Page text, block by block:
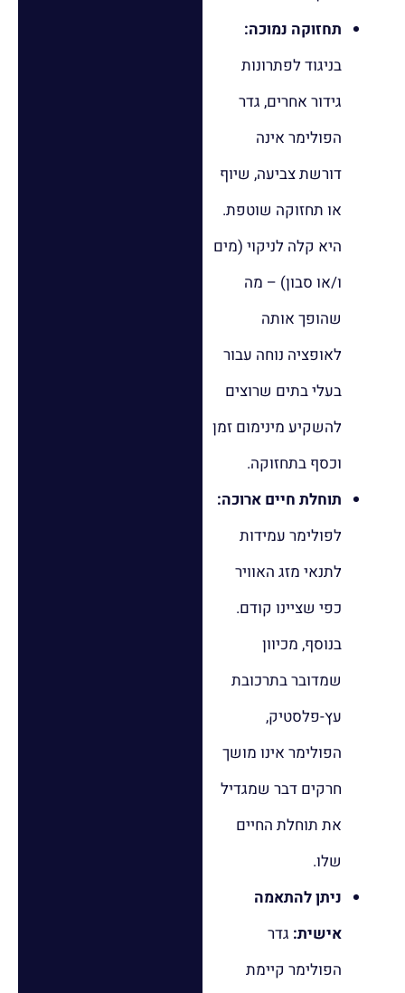
תחזוקה נמוכה:
בניגוד לפתרונות
גידור אחרים, גדר
הפולימר אינה
דורשת צביעה, שיוף
או תחזוקה שוטפת.
היא קלה לניקוי (מים
ו/או סבון) – מה
שהופך אותה
לאופציה נוחה עבור
בעלי בתים שרוצים
להשקיע מינימום זמן
וכסף בתחזוקה.
תוחלת חיים ארוכה:
לפולימר עמידות
לתנאי מזג האוויר
כפי שציינו קודם.
בנוסף, מכיוון
שמדובר בתרכובת
עץ-פלסטיק,
הפולימר אינו מושך
חרקים דבר שמגדיל
את תוחלת החיים
שלו.
ניתן להתאמה
אישית: גדר
הפולימר קיימת